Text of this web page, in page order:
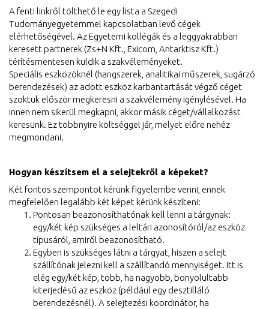
A fenti linkről tölthető le egy lista a Szegedi
Tudományegyetemmel kapcsolatban levő cégek
elérhetőségével. Az Egyetemi kollégák és a leggyakrabban
keresett partnerek (Zs+N Kft., Exicom, Antarktisz Kft.)
térítésmentesen küldik a szakvéleményeket.
Speciális eszközöknél (hangszerek, analitikai műszerek, sugárzó
berendezések) az adott eszköz karbantartását végző céget
szoktuk először megkeresni a szakvélemény igénylésével. Ha
innen nem sikerül megkapni, akkor másik céget/vállalkozást
keresünk. Ez többnyire költséggel jár, melyet előre nehéz
megmondani.
Hogyan készítsem el a selejtekről a képeket?
Két fontos szempontot kérünk figyelembe venni, ennek
megfelelően legalább két képet kérünk készíteni:
Pontosan beazonosíthatónak kell lenni a tárgynak:
egy/két kép szükséges a leltári azonosítóról/az eszköz
típusáról, amiről beazonosítható.
Egyben is szükséges látni a tárgyat, hiszen a selejt
szállítónak jelezni kell a szállítandó mennyiséget. Itt is
elég egy/két kép, több, ha nagyobb, bonyolultabb
kiterjedésű az eszköz (például egy desztilláló
berendezésnél). A selejtezési koordinátor, ha